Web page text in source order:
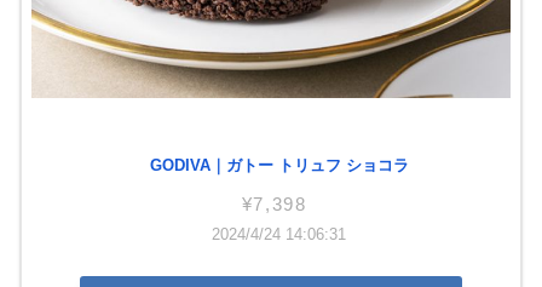
GODIVA｜ガトー トリュフ ショコラ
¥7,398
2024/4/24 14:06:31